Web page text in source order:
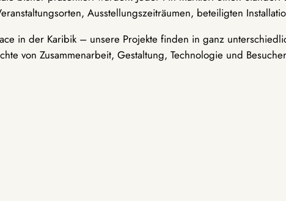
Ausstellungszeiträumen, beteiligten
in der Karibik – unsere Projekte finden in ganz
von Zusammenarbeit, Gestaltung, Technologie und